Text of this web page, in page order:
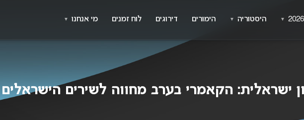
ישראלית: הקאמרי בערב מחווה לשירים הישראלים
▼ היסטוריה ▼ הימורים דירוגים לוח זמנים מי אנחנו ▼